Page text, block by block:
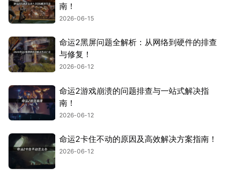
南！
2026-06-15
命运2黑屏问题全解析：从网络到硬件的排查
与修复！
2026-06-12
命运2游戏崩溃的问题排查与一站式解决指
南！
2026-06-12
命运2卡住不动的原因及高效解决方案指南！
2026-06-12